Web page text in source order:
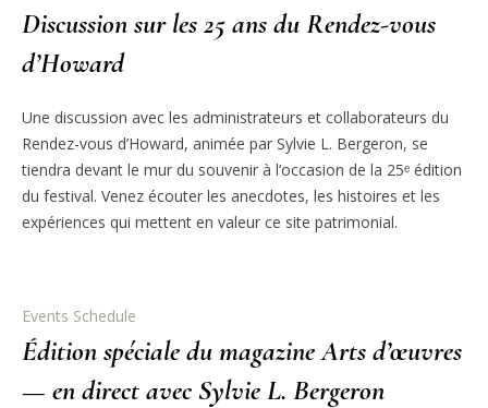
Discussion sur les 25 ans du Rendez-vous
d’Howard
Une discussion avec les administrateurs et collaborateurs du
Rendez-vous d’Howard, animée par Sylvie L. Bergeron, se
tiendra devant le mur du souvenir à l’occasion de la 25ᵉ édition
du festival. Venez écouter les anecdotes, les histoires et les
expériences qui mettent en valeur ce site patrimonial.
Events Schedule
Édition spéciale du magazine Arts d’œuvres
— en direct avec Sylvie L. Bergeron